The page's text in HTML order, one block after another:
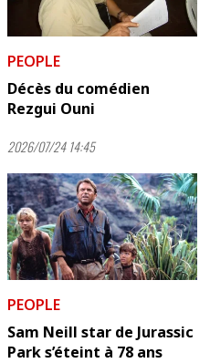
PEOPLE
Décès du comédien
Rezgui Ouni
2026/07/24 14:45
PEOPLE
Sam Neill star de Jurassic
Park s’éteint à 78 ans